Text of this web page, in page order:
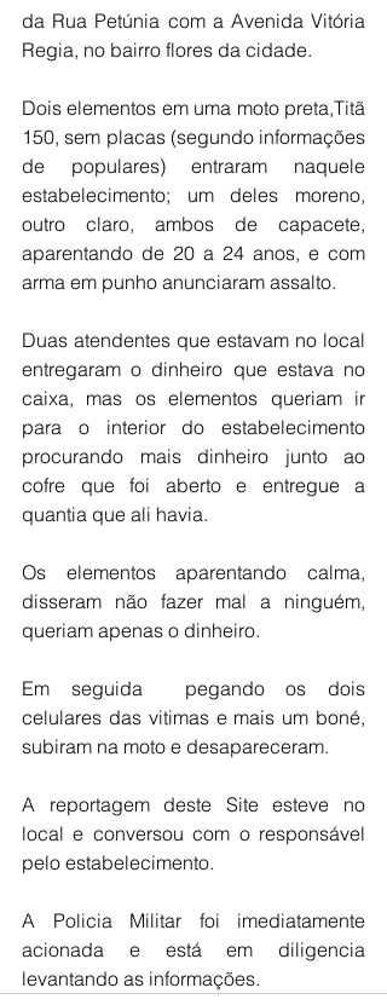
da Rua Petúnia com a Avenida Vitória
Regia, no bairro flores da cidade.
Dois elementos em uma moto preta,Titã
150, sem placas (segundo informações
de populares) entraram naquele
estabelecimento; um deles moreno,
outro claro, ambos de capacete,
aparentando de 20 a 24 anos, e com
arma em punho anunciaram assalto.
Duas atendentes que estavam no local
entregaram o dinheiro que estava no
caixa, mas os elementos queriam ir
para o interior do estabelecimento
procurando mais dinheiro junto ao
cofre que foi aberto e entregue a
quantia que ali havia.
Os elementos aparentando calma,
disseram não fazer mal a ninguém,
queriam apenas o dinheiro.
Em seguida  pegando os dois
celulares das vitimas e mais um boné,
subiram na moto e desapareceram.
A reportagem deste Site esteve no
local e conversou com o responsável
pelo estabelecimento.
A Policia Militar foi imediatamente
acionada e está em diligencia
levantando as informações.